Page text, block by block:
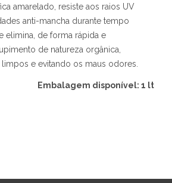
amarelado, resiste aos raios UV
anti-mancha durante tempo
elimina, de forma rápida e
de natureza orgânica,
e evitando os maus odores.
Embalagem disponível: 1 lt